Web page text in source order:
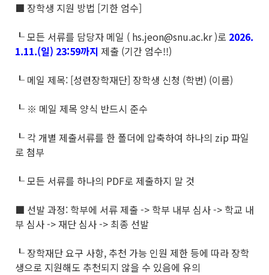
■ 장학생 지원 방법 [기한 엄수]
┖ 모든 서류를 담당자 메일 ( hs.jeon@snu.ac.kr )로 2026.
1.11.(일) 23:59까지 제출 (기간 엄수!!)
┖ 메일 제목: [성련장학재단] 장학생 신청 (학번) (이름)
┖ ※ 메일 제목 양식 반드시 준수
┖ 각 개별 제출서류를 한 폴더에 압축하여 하나의 zip 파일
로 첨부
┖ 모든 서류를 하나의 PDF로 제출하지 말 것
■ 선발 과정: 학부에 서류 제출 -> 학부 내부 심사 -> 학교 내
부 심사 -> 재단 심사 -> 최종 선발
┖ 장학재단 요구 사항, 추천 가능 인원 제한 등에 따라 장학
생으로 지원해도 추천되지 않을 수 있음에 유의